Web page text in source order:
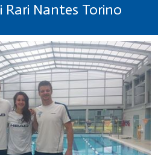
Rari Nantes Torino